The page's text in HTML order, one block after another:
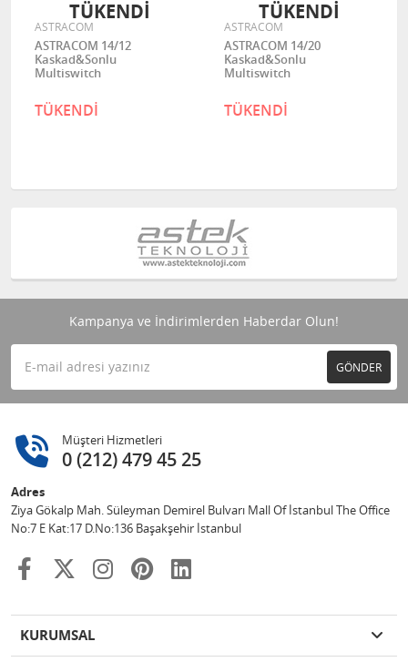
ASTRACOM
ASTRACOM 14/12
Kaskad&Sonlu
Multiswitch
TÜKENDİ
TÜKENDİ
ASTRACOM
ASTRACOM 14/20
Kaskad&Sonlu
Multiswitch
TÜKENDİ
TÜKENDİ
Kampanya ve İndirimlerden Haberdar Olun!
GÖNDER
Müşteri Hizmetleri
0 (212) 479 45 25
Adres
Ziya Gökalp Mah. Süleyman Demirel Bulvarı Mall Of İstanbul The Office
No:7 E Kat:17 D.No:136 Başakşehir İstanbul
KURUMSAL